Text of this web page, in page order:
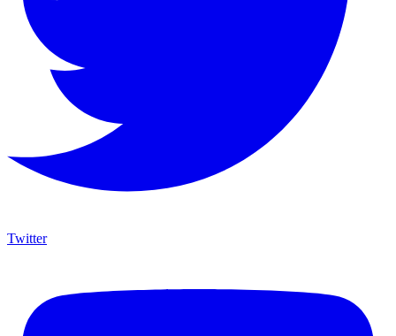
Twitter